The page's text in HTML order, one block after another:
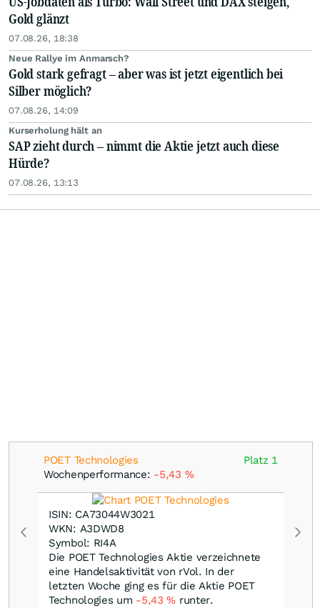
Gold glänzt
07.08.26, 18:38
Neue Rallye im Anmarsch?
Gold stark gefragt – aber was ist jetzt eigentlich bei
Silber möglich?
07.08.26, 14:09
Kurserholung hält an
SAP zieht durch – nimmt die Aktie jetzt auch diese
Hürde?
07.08.26, 13:13
POET Technologies
Wochenperformance: -5,43 %
Platz 1
ISIN: CA73044W3021
WKN: A3DWD8
Symbol: RI4A
Die POET Technologies Aktie verzeichnete
eine Handelsaktivität von rVol. In der
letzten Woche ging es für die Aktie POET
Technologies um -5,43% runter.